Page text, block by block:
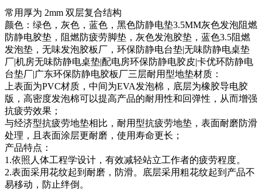
常用厚为 2mm 双层复合结构
颜色：绿色，灰色，蓝色，黑色防静电垫3.5MM灰色发泡阻燃
防静电胶垫，阻燃防疲劳脚垫，灰色发泡胶垫，蓝色3.5阻燃
发泡垫，无味发泡胶板厂，环保防静电台垫|无味防静电桌垫
厂|机房无味防静电桌垫|配电房环保防静电胶皮|卡优环防静电
台垫厂|广东环保防静电胶板厂三层耐用型地垫材质：
上表面为PVC材质，中间为EVA发泡棉，底层为橡胶导电胶
版，高密度发泡棉可以提高产品的耐用性和回弹性，从而增强
抗疲劳效果；
与经济型抗疲劳地垫相比，耐用型抗疲劳地垫，表面耐磨防滑
处理，且表面涂层更耐磨，使用寿命更长；
产品特点：
1.依照人体工程学设计，有效减轻站立工作者的疲劳程度。
2.表面采用花纹起到耐磨，防滑。底层采用粗花纹起到产品不
易移动，防止绊倒。